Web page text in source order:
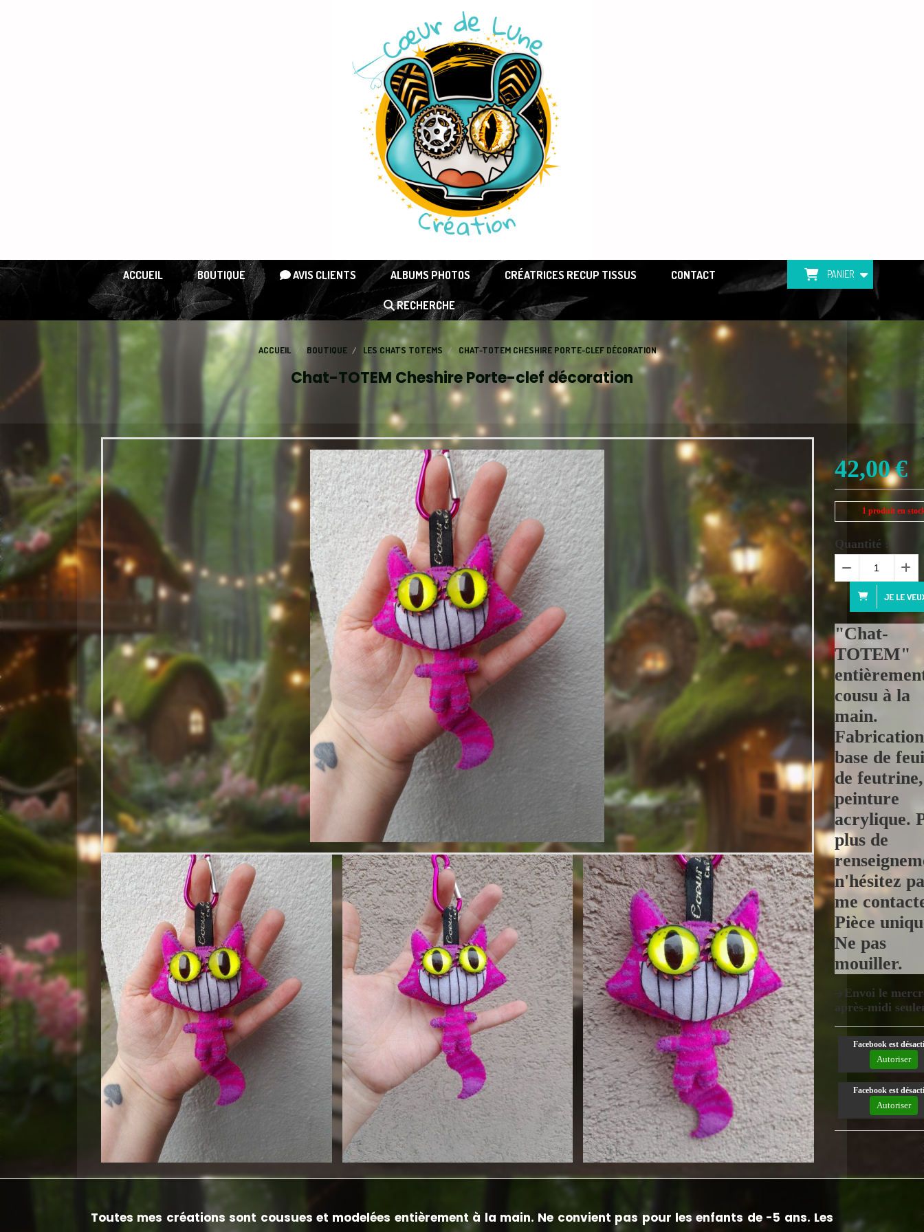
ACCUEIL BOUTIQUE AVIS CLIENTS ALBUMS PHOTOS CRÉATRICES RECUP TISSUS CONTACT
RECHERCHE
PANIER
ACCUEIL BOUTIQUE LES CHATS TOTEMS CHAT-TOTEM CHESHIRE PORTE-CLEF DÉCORATION
Chat-TOTEM Cheshire Porte-clef décoration
42,00€
1produit en
Quantité :
JE LE
"Chat-
TOTEM"
cousu à la
main.
base de
de feutrine,
peinture
acrylique.
plus de
n'hésitez
me
Pièce
Ne pas
mouiller.
Envoi le
après-midi
Facebook est
Autoriser
Facebook est
Autoriser
Toutes mes créations sont cousues et modelées entièrement à la main. Ne convient pas pour les enfants de -5 ans. Les